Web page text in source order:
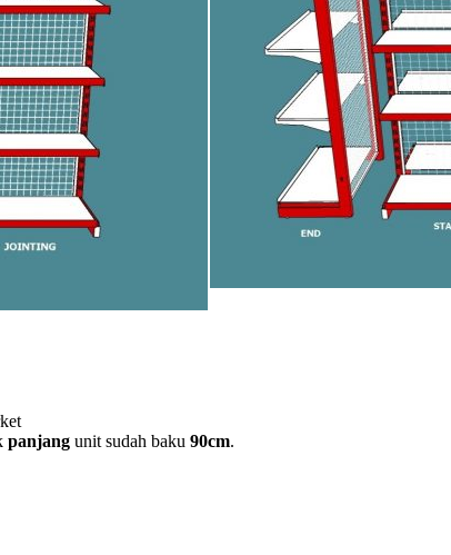
panjang unit sudah baku 90cm.